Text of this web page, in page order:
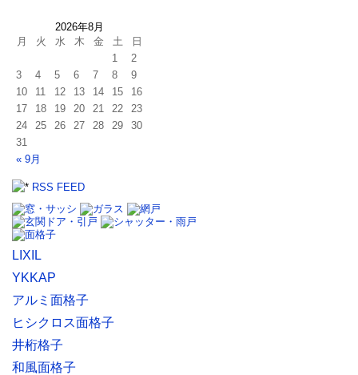
2026年8月
月
火 水 木 金 土 日
« 9月
1
2
3
4 5 6 7 8
9
10
11 12 13 14 15
16
17
18 19 20 21 22
23
24
25 26 27 28 29
30
31
RSS FEED
LIXIL
YKKAP
アルミ面格子
ヒシクロス面格子
井桁格子
和風面格子